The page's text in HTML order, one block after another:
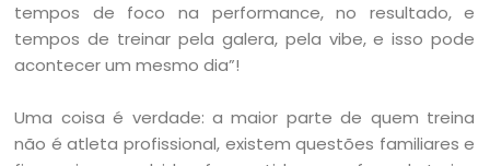
tempos de foco na performance, no resultado, e
tempos de treinar pela galera, pela vibe, e isso pode
acontecer um mesmo dia”!
Uma coisa é verdade: a maior parte de quem treina
não é atleta profissional, existem questões familiares e